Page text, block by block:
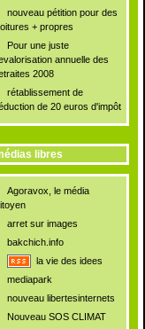
nouveau pétition pour des
+ propres
Pour une juste
annuelle des
2008
rétablissement de
de 20 euros d'impôt
libres
Agoravox, le média
arret sur images
bakchich.info
la vie des idees
mediapark
nouveau libertesinternets
Nouveau SOS CLIMAT